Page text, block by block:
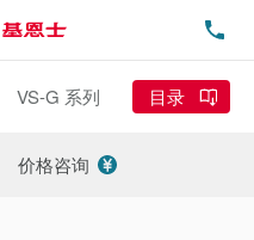
VS-G 系列 目录
价格咨询